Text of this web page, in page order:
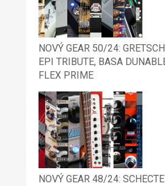
NOVÝ GEAR 50/24:
EPI TRIBUTE, BASA
FLEX PRIME
NOVÝ GEAR 48/24: